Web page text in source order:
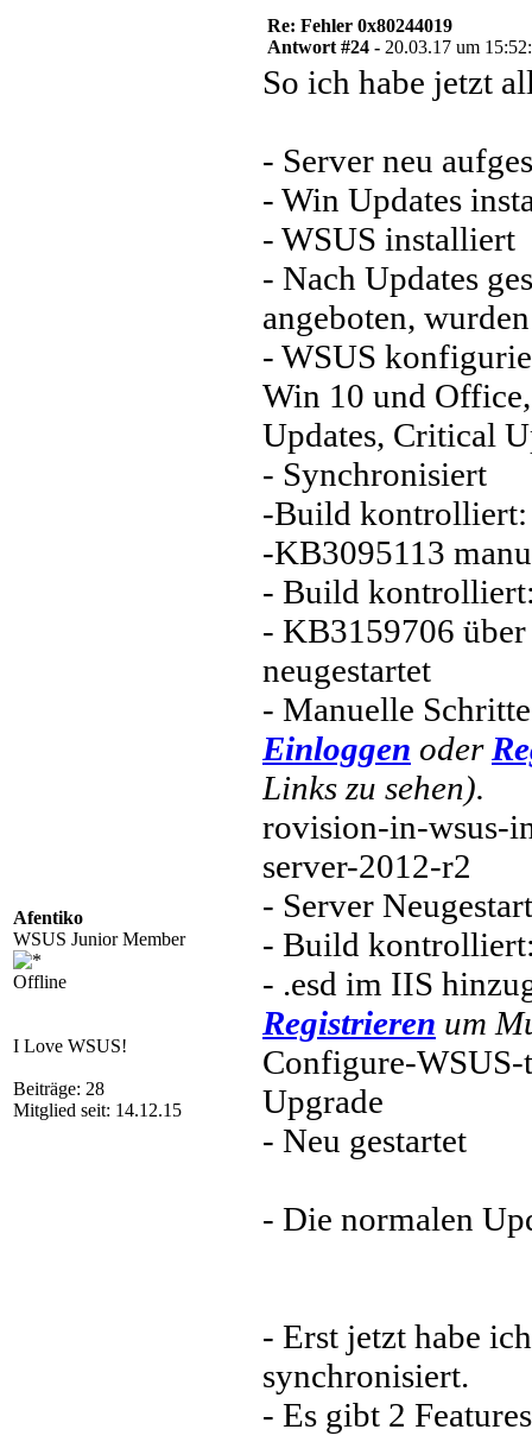
Afentiko
WSUS Junior Member
Offline
I Love WSUS!
Beiträge: 28
Mitglied seit: 14.12.15
Re: Fehler 0x80244019
Antwort #24 - 20.03.17 um
So ich habe jetzt
- Server neu
- Win Updates
- WSUS installiert
- Nach Updates
angeboten,
- WSUS
Win 10 und
Updates, Critical
- Synchronisiert
-Build kontrolliert:
-KB3095113
- Build
- KB3159706
neugestartet
- Manuelle
Einloggen oder
Links zu sehen).
rovision-in-wsus-
server-2012-r2
- Server
- Build
- .esd im IIS
Registrieren um
Configure-
Upgrade
- Neu gestartet
- Die normalen
- Erst jetzt habe
synchronisiert.
- Es gibt 2